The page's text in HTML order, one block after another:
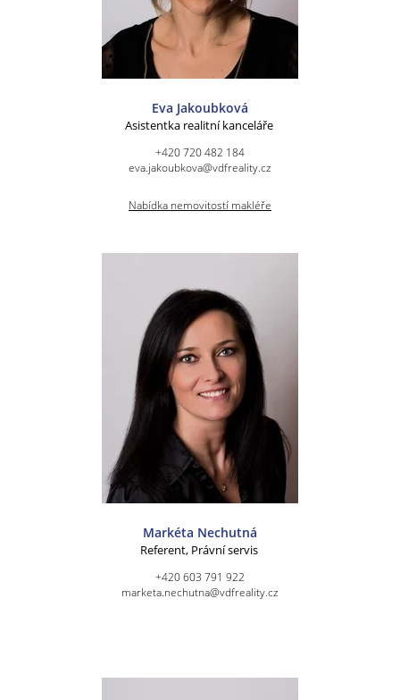
Eva Jakoubková
Asistentka realitní kanceláře
+420 720 482 184
eva.jakoubkova@vdfreality.cz
Nabídka nemovitostí makléře
Markéta Nechutná
Referent, Právní servis
+420 603 791 922
marketa.nechutna@vdfreality.cz